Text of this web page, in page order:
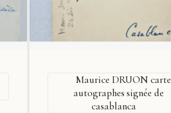
Maurice DRUON carte
autographes signée de
casablanca